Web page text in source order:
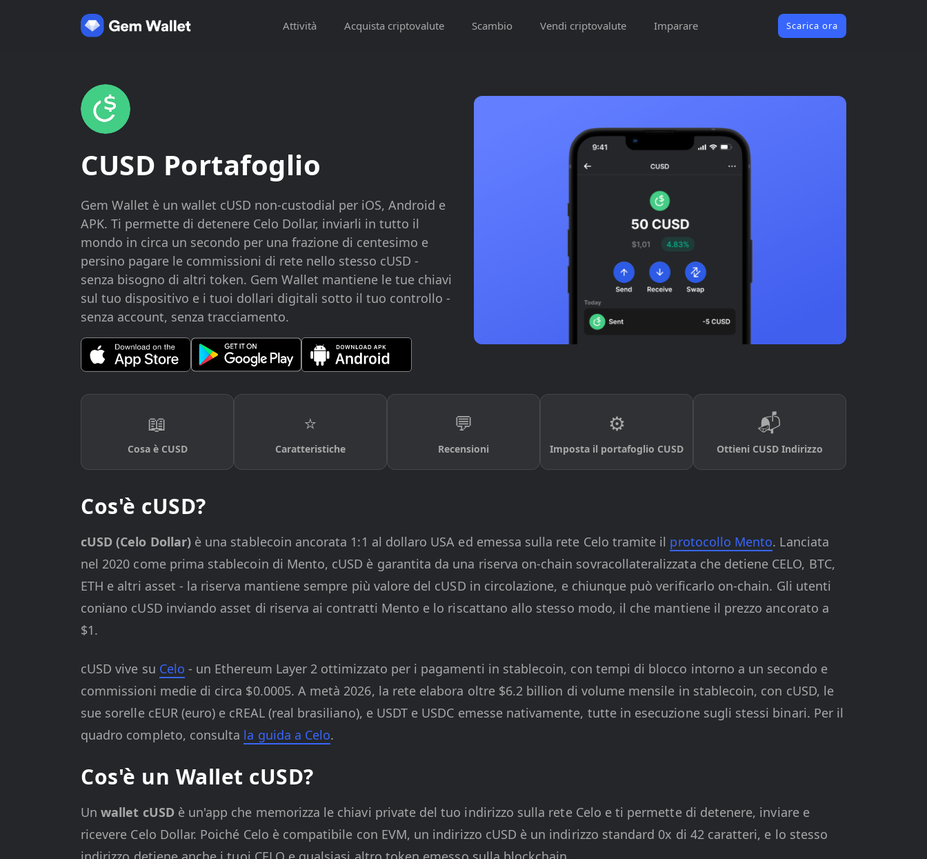
Attività Acquista criptovalute Scambio Vendi criptovalute Imparare Scarica ora
CUSD Portafoglio
Gem Wallet è un wallet cUSD non-custodial per iOS, Android e
APK. Ti permette di detenere Celo Dollar, inviarli in tutto il
mondo in circa un secondo per una frazione di centesimo e
persino pagare le commissioni di rete nello stesso cUSD -
senza bisogno di altri token. Gem Wallet mantiene le tue chiavi
sul tuo dispositivo e i tuoi dollari digitali sotto il tuo controllo -
senza account, senza tracciamento.
📖
Cosa è CUSD
⭐
Caratteristiche
💬
Recensioni
⚙️
Imposta il portafoglio CUSD
📬
Ottieni CUSD Indirizzo
Cos'è cUSD?
cUSD (Celo Dollar)è una stablecoin ancorata 1:1 al dollaro USA ed emessa sulla rete Celo tramite il protocollo Mento. Lanciata
nel 2020 come prima stablecoin di Mento, cUSD è garantita da una riserva on-chain sovracollateralizzata che detiene CELO, BTC,
ETH e altri asset - la riserva mantiene sempre più valore del cUSD in circolazione, e chiunque può verificarlo on-chain. Gli utenti
coniano cUSD inviando asset di riserva ai contratti Mento e lo riscattano allo stesso modo, il che mantiene il prezzo ancorato a
$1.
cUSD vive su Celo - un Ethereum Layer 2 ottimizzato per i pagamenti in stablecoin, con tempi di blocco intorno a un secondo e
commissioni medie di circa $0.0005. A metà 2026, la rete elabora oltre $6.2 billion di volume mensile in stablecoin, con cUSD, le
sue sorelle cEUR (euro) e cREAL (real brasiliano), e USDT e USDC emesse nativamente, tutte in esecuzione sugli stessi binari. Per il
quadro completo, consulta la guida a Celo.
Cos'è un Wallet cUSD?
Unwallet cUSDè un'app che memorizza le chiavi private del tuo indirizzo sulla rete Celo e ti permette di detenere, inviare e
ricevere Celo Dollar. Poiché Celo è compatibile con EVM, un indirizzo cUSD è un indirizzo standard 0x di 42 caratteri, e lo stesso